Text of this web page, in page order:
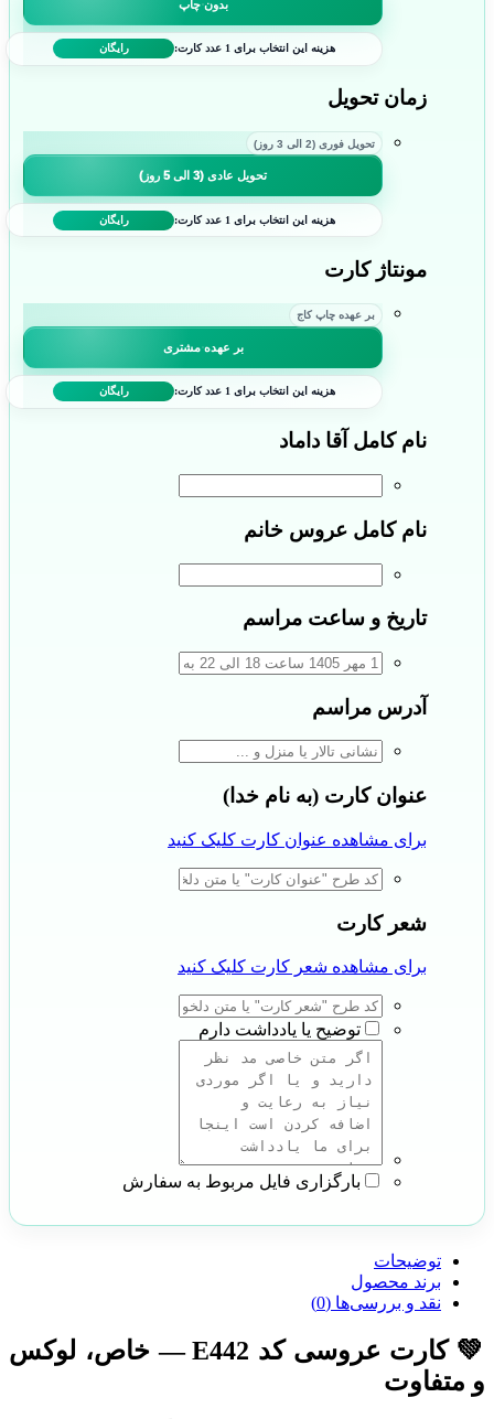
بدون چاپ
هزینه این انتخاب برای 1 عدد کارت: رایگان
زمان تحویل
تحویل عادی (3 الی 5 روز)
تحویل فوری (2 الی 3 روز)
هزینه این انتخاب برای 1 عدد کارت: رایگان
مونتاژ کارت
بر عهده مشتری
بر عهده چاپ کاج
هزینه این انتخاب برای 1 عدد کارت: رایگان
نام کامل آقا داماد
نام کامل عروس خانم
تاریخ و ساعت مراسم
آدرس مراسم
عنوان کارت (به نام خدا)
برای مشاهده عنوان کارت کلیک کنید
شعر کارت
برای مشاهده شعر کارت کلیک کنید
توضیح یا یادداشت دارم
بارگزاری فایل مربوط به سفارش
توضیحات
برند محصول
نقد و بررسی‌ها (0)
💚 کارت عروسی کد E442 — خاص، لوکس
و متفاوت